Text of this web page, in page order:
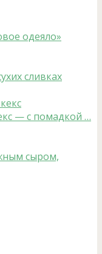
одеяло»
сливках
— с помадкой …
сыром,